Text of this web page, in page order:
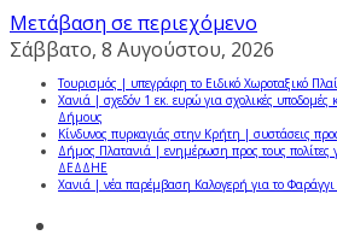
Μετάβαση σε περιεχόμενο
Σάββατο, 8 Αυγούστου, 2026
Τουρισμός | υπεγράφη το Ειδικό Χωροταξικό
Χανιά | σχεδόν 1 εκ. ευρώ για σχολικές
Δήμους
Κίνδυνος πυρκαγιάς στην Κρήτη | συστάσεις
Δήμος Πλατανιά | ενημέρωση προς τους πολίτες
ΔΕΔΔΗΕ
Χανιά | νέα παρέμβαση Καλογερή για το